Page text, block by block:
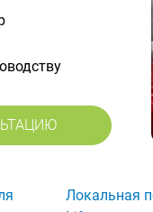
Локальная